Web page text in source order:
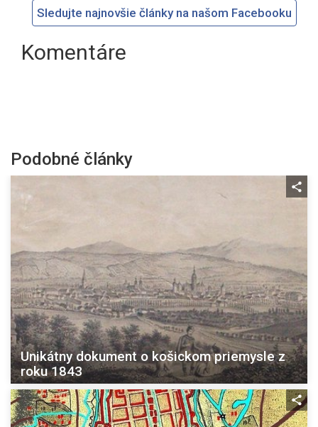
Sledujte najnovšie články na našom Facebooku
Komentáre
Podobné články
Unikátny dokument o košickom priemysle z
roku 1843